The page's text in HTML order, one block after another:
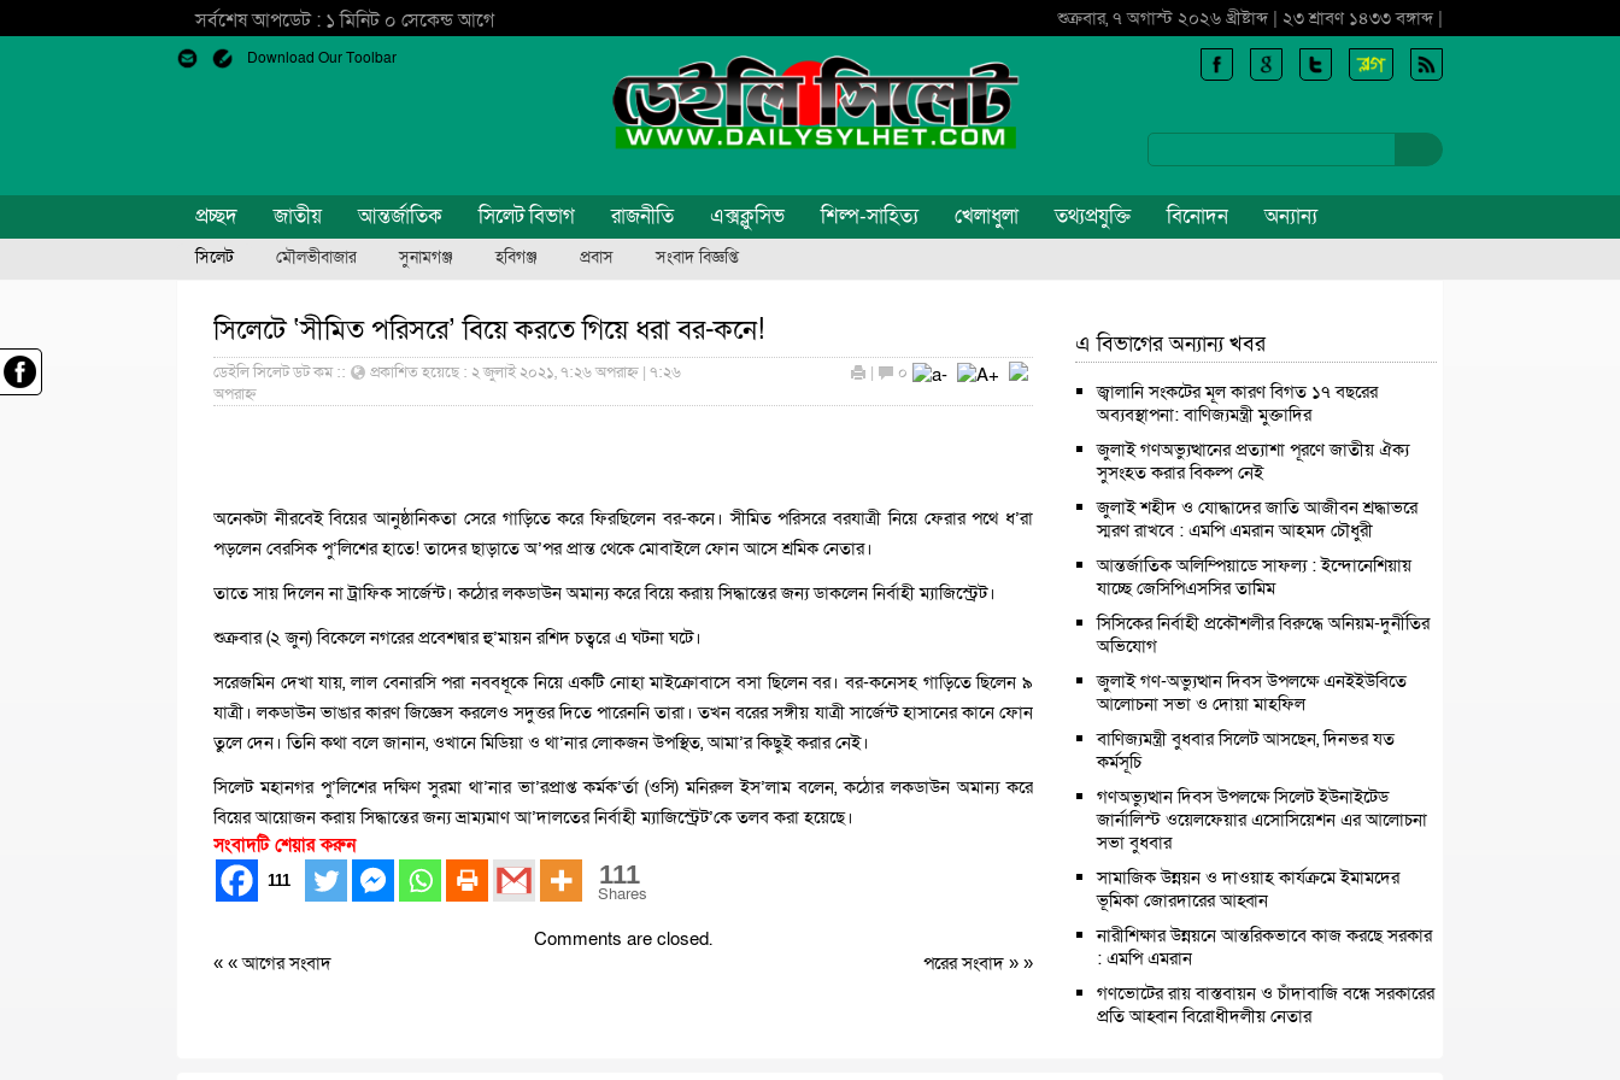
সর্বশেষ আপডেট : ১ মিনিট ০ সেকেন্ড আগে শুক্রবার, ৭ অগাস্ট ২০২৬ খ্রীষ্টাব্দ | ২৩ শ্রাবণ ১৪৩৩ বঙ্গাব্দ |
Download Our Toolbar
প্রচ্ছদ জাতীয় আন্তর্জাতিক সিলেট বিভাগ রাজনীতি এক্সক্লুসিভ শিল্প-সাহিত্য খেলাধুলা তথ্যপ্রযুক্তি বিনোদন অন্যান্য
সিলেট মৌলভীবাজার সুনামগঞ্জ হবিগঞ্জ প্রবাস সংবাদ বিজ্ঞপ্তি
সিলেটে ‘সীমিত পরিসরে’ বিয়ে করতে গিয়ে ধরা বর-কনে!
ডেইলি সিলেট ডট কম ::
প্রকাশিত হয়েছে : ২ জুলাই ২০২১, ৭:২৬ অপরাহ্ন | ৭:২৬
অপরাহ্ন
| ০
অনেকটা নীরবেই বিয়ের আনুষ্ঠানিকতা সেরে গাড়িতে করে ফিরছিলেন বর-কনে। সীমিত পরিসরে বরযাত্রী নিয়ে ফেরার পথে ধ’রা
পড়লেন বেরসিক পু’লিশের হাতে! তাদের ছাড়াতে অ’পর প্রান্ত থেকে মোবাইলে ফোন আসে শ্রমিক নেতার।
তাতে সায় দিলেন না ট্রাফিক সার্জেন্ট। কঠোর লকডাউন অমান্য করে বিয়ে করায় সিদ্ধান্তের জন্য ডাকলেন নির্বাহী ম্যাজিস্ট্রেট।
শুক্রবার (২ জুন) বিকেলে নগরের প্রবেশদ্বার হু’মায়ন রশিদ চত্বরে এ ঘটনা ঘটে।
সরেজমিন দেখা যায়, লাল বেনারসি পরা নববধূকে নিয়ে একটি নোহা মাইক্রোবাসে বসা ছিলেন বর। বর-কনেসহ গাড়িতে ছিলেন ৯
যাত্রী। লকডাউন ভাঙার কারণ জিজ্ঞেস করলেও সদুত্তর দিতে পারেননি তারা। তখন বরের সঙ্গীয় যাত্রী সার্জেন্ট হাসানের কানে ফোন
তুলে দেন। তিনি কথা বলে জানান, ওখানে মিডিয়া ও থা’নার লোকজন উপস্থিত, আমা’র কিছুই করার নেই।
সিলেট মহানগর পু’লিশের দক্ষিণ সুরমা থা’নার ভা’রপ্রাপ্ত কর্মক’র্তা (ওসি) মনিরুল ইস’লাম বলেন, কঠোর লকডাউন অমান্য করে
বিয়ের আয়োজন করায় সিদ্ধান্তের জন্য ভ্রাম্যমাণ আ’দালতের নির্বাহী ম্যাজিস্ট্রেট’কে তলব করা হয়েছে।
সংবাদটি শেয়ার করুন
111 111
Shares
Comments are closed.
« «আগের সংবাদ পরের সংবাদ » »
এ বিভাগের অন্যান্য খবর
জ্বালানি সংকটের মূল কারণ বিগত ১৭ বছরের
অব্যবস্থাপনা: বাণিজ্যমন্ত্রী মুক্তাদির
জুলাই গণঅভ্যুত্থানের প্রত্যাশা পূরণে জাতীয় ঐক্য
সুসংহত করার বিকল্প নেই
জুলাই শহীদ ও যোদ্ধাদের জাতি আজীবন শ্রদ্ধাভরে
স্মরণ রাখবে : এমপি এমরান আহমদ চৌধুরী
আন্তর্জাতিক অলিম্পিয়াডে সাফল্য : ইন্দোনেশিয়ায়
যাচ্ছে জেসিপিএসসির তামিম
সিসিকের নির্বাহী প্রকৌশলীর বিরুদ্ধে অনিয়ম-দুর্নীতির
অভিযোগ
জুলাই গণ-অভ্যুত্থান দিবস উপলক্ষে এনইইউবিতে
আলোচনা সভা ও দোয়া মাহফিল
বাণিজ্যমন্ত্রী বুধবার সিলেট আসছেন, দিনভর যত
কর্মসূচি
গণঅভ্যুত্থান দিবস উপলক্ষে সিলেট ইউনাইটেড
জার্নালিস্ট ওয়েলফেয়ার এসোসিয়েশন এর আলোচনা
সভা বুধবার
সামাজিক উন্নয়ন ও দাওয়াহ কার্যক্রমে ইমামদের
ভূমিকা জোরদারের আহ্বান
নারীশিক্ষার উন্নয়নে আন্তরিকভাবে কাজ করছে সরকার
: এমপি এমরান
গণভোটের রায় বাস্তবায়ন ও চাঁদাবাজি বন্ধে সরকারের
প্রতি আহ্বান বিরোধীদলীয় নেতার